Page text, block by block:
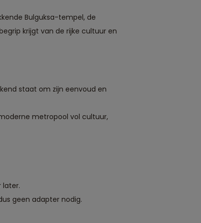
Bulguksa-tempel, de
krijgt van de rijke cultuur en
staat om zijn eenvoud en
metropool vol cultuur,
later.
geen adapter nodig.